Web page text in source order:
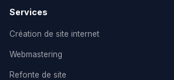
Services
Création de site internet
Webmastering
Refonte de site